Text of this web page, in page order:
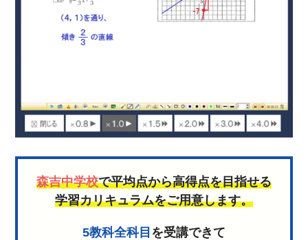
森吉中学校で平均点から高得点を目指せる
学習カリキュラムをご用意します。
5教科全科目 を受講できて